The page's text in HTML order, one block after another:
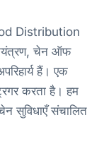
Distribution
चेन ऑफ
हैं। एक
करता है। हम
सुविधाएँ संचालित